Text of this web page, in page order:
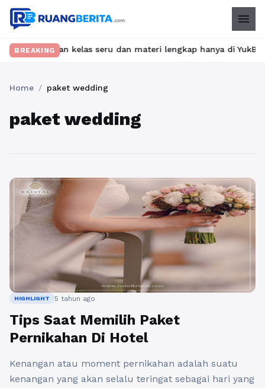
menu
BREAKINGkelas seru dan materi lengkap hanya di
Home / paket wedding
paket wedding
HIGHLIGHT 5 tahun ago
Tips Saat Memilih Paket
Pernikahan Di Hotel
Kenangan atau moment pernikahan adalah suatu
kenangan yang akan selalu teringat sebagai hari yang